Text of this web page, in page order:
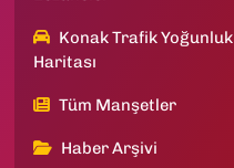
Konak Trafik Yoğunluk
Haritası
Tüm Manşetler
Haber Arşivi